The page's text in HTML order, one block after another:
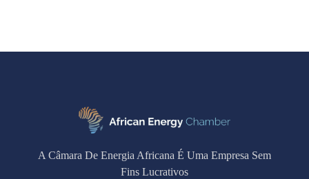
A Câmara De Energia Africana É Uma Empresa Sem
Fins Lucrativos